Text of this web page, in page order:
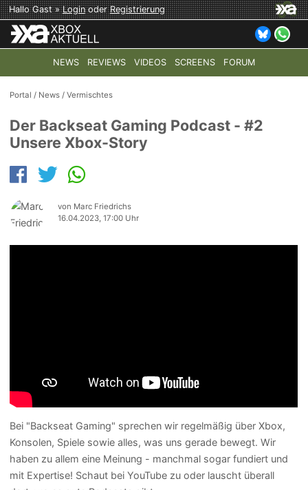
Hallo Gast »LoginoderRegistrierung
NEWS REVIEWS VIDEOS SCREENS FORUM
TOP-THEMEN: COD: MODERN WARFARE 4 HALO:
Portal / News /Vermischtes
Der Backseat Gaming Podcast - #2
Unsere Xbox-Story
von Marc Friedrichs
16.04.2023, 17:00 Uhr
Bei "Backseat Gaming" sprechen wir regelmäßig über Xbox,
Konsolen, Spiele sowie alles, was uns gerade bewegt. Wir
haben zu allem eine Meinung - manchmal sogar fundiert und
mit Expertise! Schaut bei YouTube zu oder lauscht überall